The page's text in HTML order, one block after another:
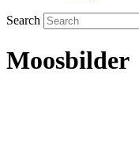
Search
Moosbilder